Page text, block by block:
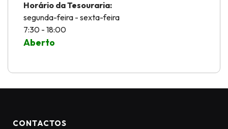
Horário da Tesouraria:
segunda-feira - sexta-feira
7:30 - 18:00
Aberto
CONTACTOS